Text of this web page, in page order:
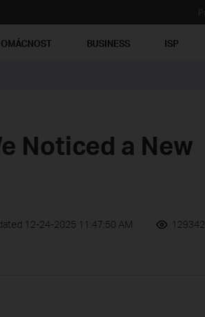
BUSINESS ISP
Noticed a New
12-24-2025 11:47:50 AM 129342